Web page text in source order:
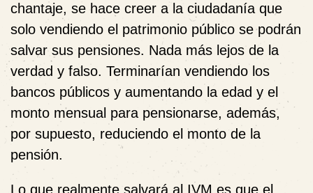
chantaje, se hace creer a la ciudadanía que
solo vendiendo el patrimonio público se podrán
salvar sus pensiones. Nada más lejos de la
verdad y falso. Terminarían vendiendo los
bancos públicos y aumentando la edad y el
monto mensual para pensionarse, además,
por supuesto, reduciendo el monto de la
pensión.
Lo que realmente salvará al IVM es que el